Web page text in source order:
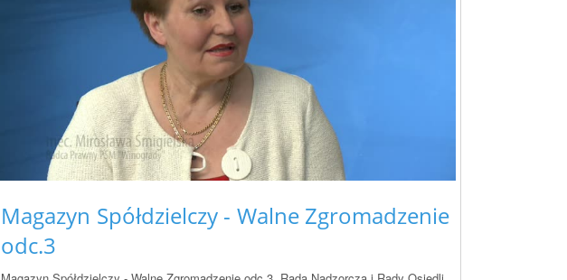
Magazyn Spółdzielczy - Walne Zgromadzenie
odc.3